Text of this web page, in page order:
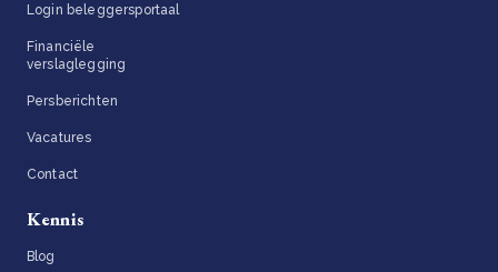
Login beleggersportaal
Financiële
verslaglegging
Persberichten
Vacatures
Contact
Kennis
Blog